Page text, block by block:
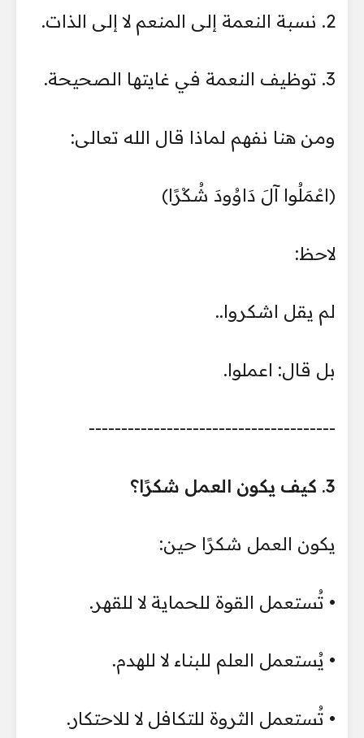
2. نسبة النعمة إلى المنعم لا إلى الذات.
3. توظيف النعمة في غايتها الصحيحة.
ومن هنا نفهم لماذا قال الله تعالى:
﴿اعْمَلُوا آلَ دَاوُودَ شُكْرًا﴾
لاحظ:
لم يقل اشكروا..
بل قال: اعملوا.
--------------------------------------
3. كيف يكون العمل شكرًا؟
يكون العمل شكرًا حين:
• تُستعمل القوة للحماية لا للقهر.
• يُستعمل العلم للبناء لا للهدم.
• تُستعمل الثروة للتكافل لا للاحتكار.